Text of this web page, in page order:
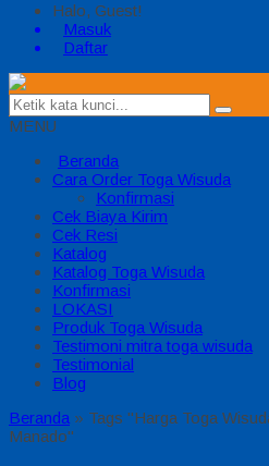
Halo, Guest!
Masuk
Daftar
MENU
Beranda
Cara Order Toga Wisuda
Konfirmasi
Cek Biaya Kirim
Cek Resi
Katalog
Katalog Toga Wisuda
Konfirmasi
LOKASI
Produk Toga Wisuda
Testimoni mitra toga wisuda
Testimonial
Blog
Beranda » Tags "Harga Toga
Manado"